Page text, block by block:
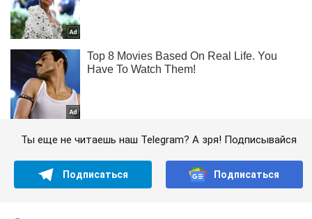
Ты еще не читаешь наш Telegram? А зря! Подписывайся
Подписаться Подписаться